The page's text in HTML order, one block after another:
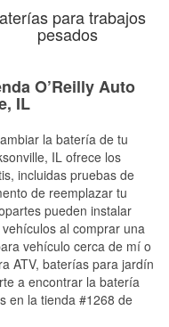
para trabajos
pesados
O’Reilly Auto
IL
la batería de tu
IL ofrece los
incluidas pruebas de
de reemplazar tu
pueden instalar
al comprar una
vehículo cerca de mí o
ATV, baterías para jardín
a encontrar la batería
en la tienda #1268 de